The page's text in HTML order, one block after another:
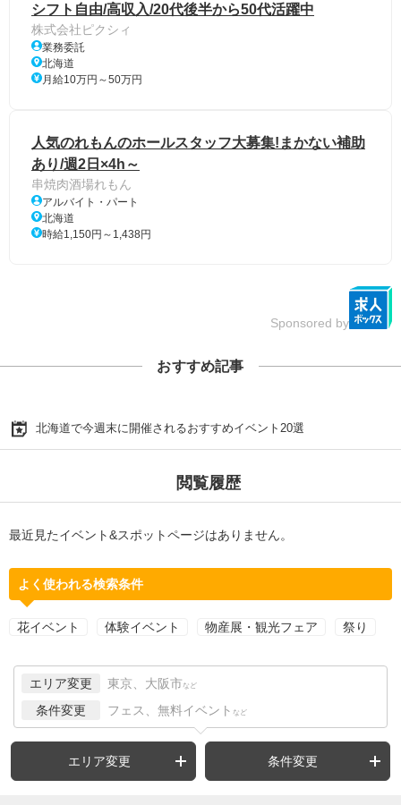
シフト自由/高収入/20代後半から50代活躍中
株式会社ピクシィ
業務委託
北海道
月給10万円～50万円
人気のれもんのホールスタッフ大募集!まかない補助
あり/週2日×4h～
串焼肉酒場れもん
アルバイト・パート
北海道
時給1,150円～1,438円
Sponsored by
おすすめ記事
北海道で今週末に開催されるおすすめイベント20選
閲覧履歴
最近見たイベント&スポットページはありません。
よく使われる検索条件
花イベント 体験イベント 物産展・観光フェア 祭り
エリア変更 東京、大阪市 など
条件変更 フェス、無料イベント など
エリア変更 条件変更